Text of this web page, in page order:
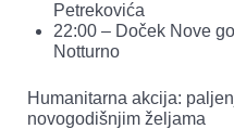
Petrekovića
22:00 – Doček Nove
Notturno
Humanitarna akcija:
novogodišnjim željama